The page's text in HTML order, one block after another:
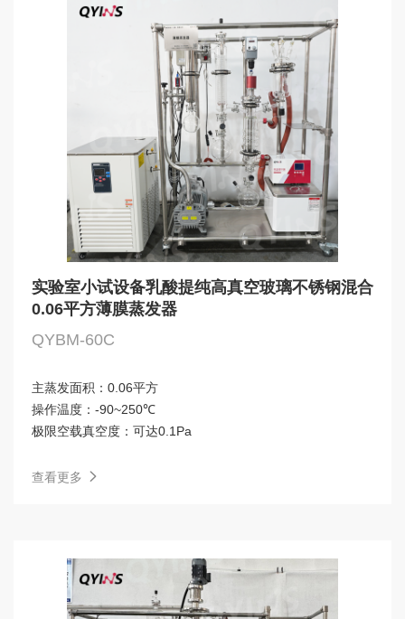
实验室小试设备乳酸提纯高真空玻璃不锈钢混合
0.06平方薄膜蒸发器
QYBM-60C
主蒸发面积： 0.06平方
操作温度： -90~250℃
极限空载真空度： 可达0.1Pa
查看更多